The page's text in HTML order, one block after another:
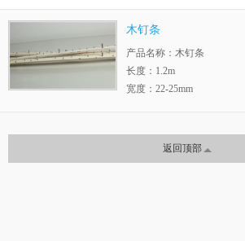
木钉条
产品名称：木钉条
长度：1.2m
宽度：22-25mm
返回顶部